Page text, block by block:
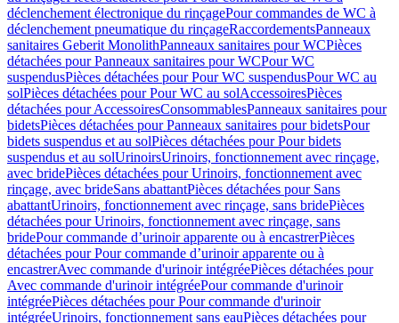
déclenchement électronique du rinçagePour commandes de WC à
déclenchement pneumatique du rinçageRaccordementsPanneaux
sanitaires Geberit MonolithPanneaux sanitaires pour WCPièces
détachées pour Panneaux sanitaires pour WCPour WC
suspendusPièces détachées pour Pour WC suspendusPour WC au
solPièces détachées pour Pour WC au solAccessoiresPièces
détachées pour AccessoiresConsommablesPanneaux sanitaires pour
bidetsPièces détachées pour Panneaux sanitaires pour bidetsPour
bidets suspendus et au solPièces détachées pour Pour bidets
suspendus et au solUrinoirsUrinoirs, fonctionnement avec rinçage,
avec bridePièces détachées pour Urinoirs, fonctionnement avec
rinçage, avec brideSans abattantPièces détachées pour Sans
abattantUrinoirs, fonctionnement avec rinçage, sans bridePièces
détachées pour Urinoirs, fonctionnement avec rinçage, sans
bridePour commande d’urinoir apparente ou à encastrerPièces
détachées pour Pour commande d’urinoir apparente ou à
encastrerAvec commande d'urinoir intégréePièces détachées pour
Avec commande d'urinoir intégréePour commande d'urinoir
intégréePièces détachées pour Pour commande d'urinoir
intégréeUrinoirs, fonctionnement sans eauPièces détachées pour